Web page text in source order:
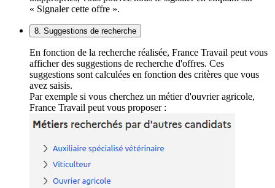
« Signaler cette offre ».
8. Suggestions de recherche
En fonction de la recherche réalisée, France Travail peut vous
afficher des suggestions de recherche d'offres. Ces
suggestions sont calculées en fonction des critères que vous
avez saisis.
Par exemple si vous cherchez un métier d'ouvrier agricole,
France Travail peut vous proposer :